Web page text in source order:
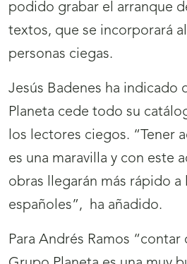
podido grabar el arranque
textos, que se incorporará
personas ciegas.
Jesús Badenes ha indicado
Planeta cede todo su
los lectores ciegos. “Tener
es una maravilla y con este
obras llegarán más rápido a
españoles”, ha añadido.
Para Andrés Ramos “contar